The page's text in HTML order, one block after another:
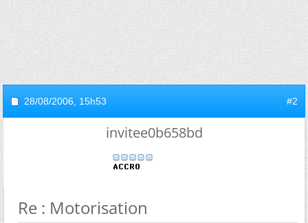
28/08/2006, 15h53 #2
invitee0b658bd
Re : Motorisation